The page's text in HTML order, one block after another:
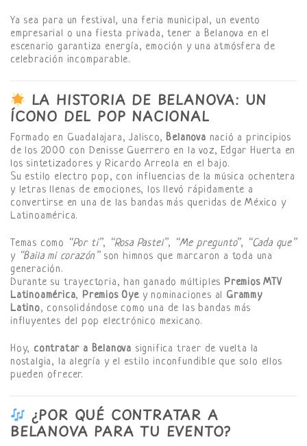
Ya sea para un festival, una feria municipal, un evento
empresarial o una fiesta privada, tener a Belanova en el
escenario garantiza energía, emoción y una atmósfera de
celebración incomparable.
LA HISTORIA DE BELANOVA: UN
ÍCONO DEL POP NACIONAL
Formado en Guadalajara, Jalisco, Belanova nació a principios
de los 2000 con Denisse Guerrero en la voz, Edgar Huerta en
los sintetizadores y Ricardo Arreola en el bajo.
Su estilo electro pop, con influencias de la música ochentera
y letras llenas de emociones, los llevó rápidamente a
convertirse en una de las bandas más queridas de México y
Latinoamérica.
Temas como “Por ti”, “Rosa Pastel”, “Me pregunto”, “Cada que”
y “Baila mi corazón”son himnos que marcaron a toda una
generación.
Durante su trayectoria, han ganado múltiples Premios MTV
Latinoamérica, Premios Oyey nominaciones al Grammy
Latino, consolidándose como una de las bandas más
influyentes del pop electrónico mexicano.
Hoy, contratar a Belanova significa traer de vuelta la
nostalgia, la alegría y el estilo inconfundible que solo ellos
pueden ofrecer.
¿POR QUÉ CONTRATAR A
BELANOVA PARA TU EVENTO?